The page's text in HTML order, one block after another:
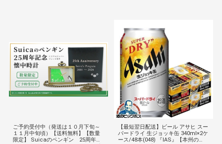
ご予約受付中（発送は１０月下旬～
１１月中旬頃）【送料無料】【数量
限定】 Suicaのペンギン 25周年記
【最短翌日配送】ビール アサヒ スー
パードライ 生ジョッキ缶 340ml×2ケ
ース/48本(048) 『IAS』【本州の